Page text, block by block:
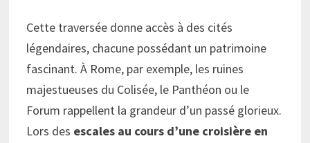
Cette traversée donne accès à des cités
légendaires, chacune possédant un patrimoine
fascinant. À Rome, par exemple, les ruines
majestueuses du Colisée, le Panthéon ou le
Forum rappellent la grandeur d’un passé glorieux.
Lors des escales au cours d’une croisière en